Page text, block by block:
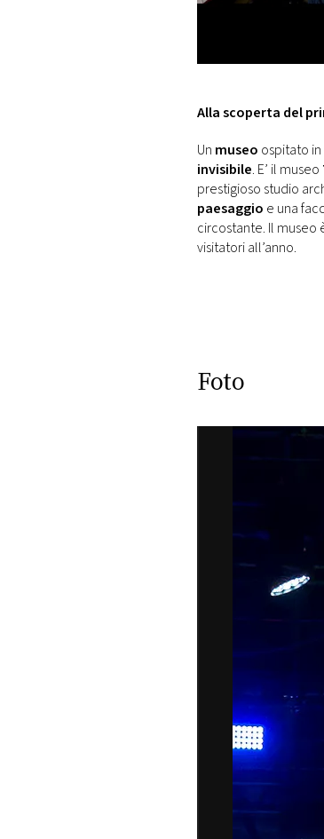
DI
Alla scoperta del
Un museo ospitato
invisibile. E’ il museo
prestigioso studio
paesaggio e una
circostante. Il museo
visitatori all’anno.
Foto